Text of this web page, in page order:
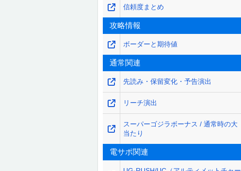
信頼度まとめ
攻略情報
ボーダーと期待値
通常関連
先読み・保留変化・予告演出
リーチ演出
スーパーゴジラボーナス / 通常時の大
当たり
電サポ関連